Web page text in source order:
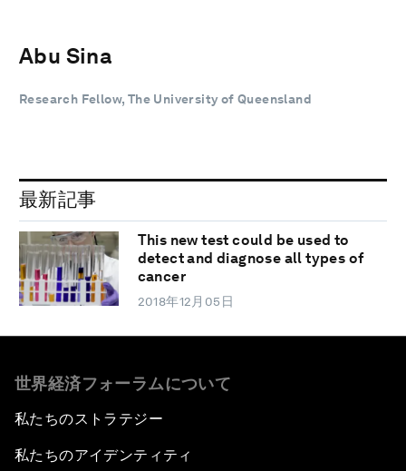
Abu Sina
Research Fellow, The University of Queensland
最新記事
This new test could be used to
detect and diagnose all types of
cancer
2018年12月05日
世界経済フォーラムについて
私たちのストラテジー
私たちのアイデンティティ